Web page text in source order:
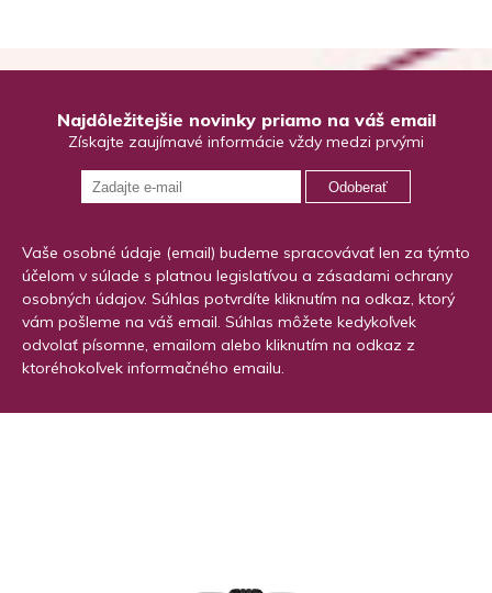
Najdôležitejšie novinky priamo na váš email
Získajte zaujímavé informácie vždy medzi prvými
Odoberať
Vaše osobné údaje (email) budeme spracovávať len za týmto
účelom v súlade s platnou legislatívou a zásadami ochrany
osobných údajov. Súhlas potvrdíte kliknutím na odkaz, ktorý
vám pošleme na váš email. Súhlas môžete kedykoľvek
odvolať písomne, emailom alebo kliknutím na odkaz z
ktoréhokoľvek informačného emailu.